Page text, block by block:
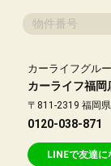
カーライフグル
カーライフ福岡
〒811-2319 福岡
0120-038-871
LINEで友達に